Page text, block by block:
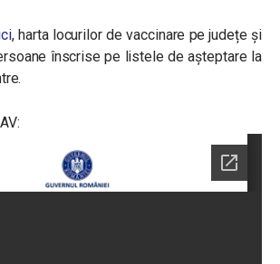
, harta locurilor de vaccinare pe județe și
înscrise pe listele de așteptare la